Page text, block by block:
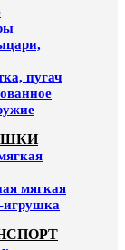
пугач
мягкая
игрушка